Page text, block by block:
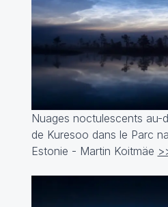
Nuages noctulescents au-
de Kuresoo dans le Parc
Estonie - Martin Koitmäe